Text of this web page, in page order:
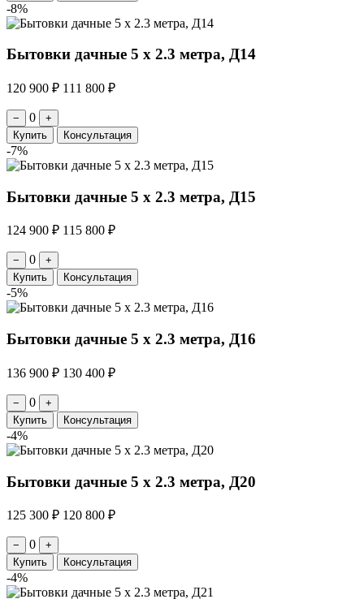
-8%
Бытовки дачные 5 х 2.3 метра, Д14
120 900 ₽ 111 800 ₽
− 0
+
Купить
Консультация
-7%
Бытовки дачные 5 х 2.3 метра, Д15
124 900 ₽ 115 800 ₽
− 0
+
Купить
Консультация
-5%
Бытовки дачные 5 х 2.3 метра, Д16
136 900 ₽ 130 400 ₽
− 0
+
Купить
Консультация
-4%
Бытовки дачные 5 х 2.3 метра, Д20
125 300 ₽ 120 800 ₽
− 0
+
Купить
Консультация
-4%